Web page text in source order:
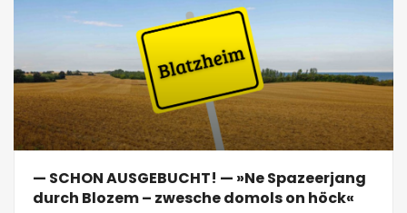
— SCHON AUSGEBUCHT! — »Ne Spazeerjang
durch Blozem – zwesche domols on höck«